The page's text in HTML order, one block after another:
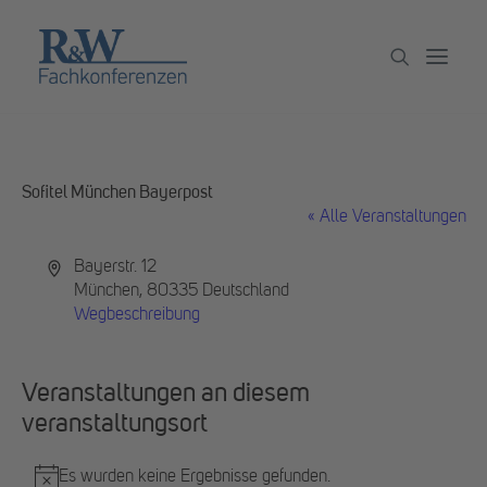
Archiv
Sofitel München Bayerpost
« Alle Veranstaltungen
AdresseBayerstr. 12
München, 80335 Deutschland
Wegbeschreibung
Veranstaltungen an diesem
veranstaltungsort
Es wurden keine Ergebnisse gefunden.